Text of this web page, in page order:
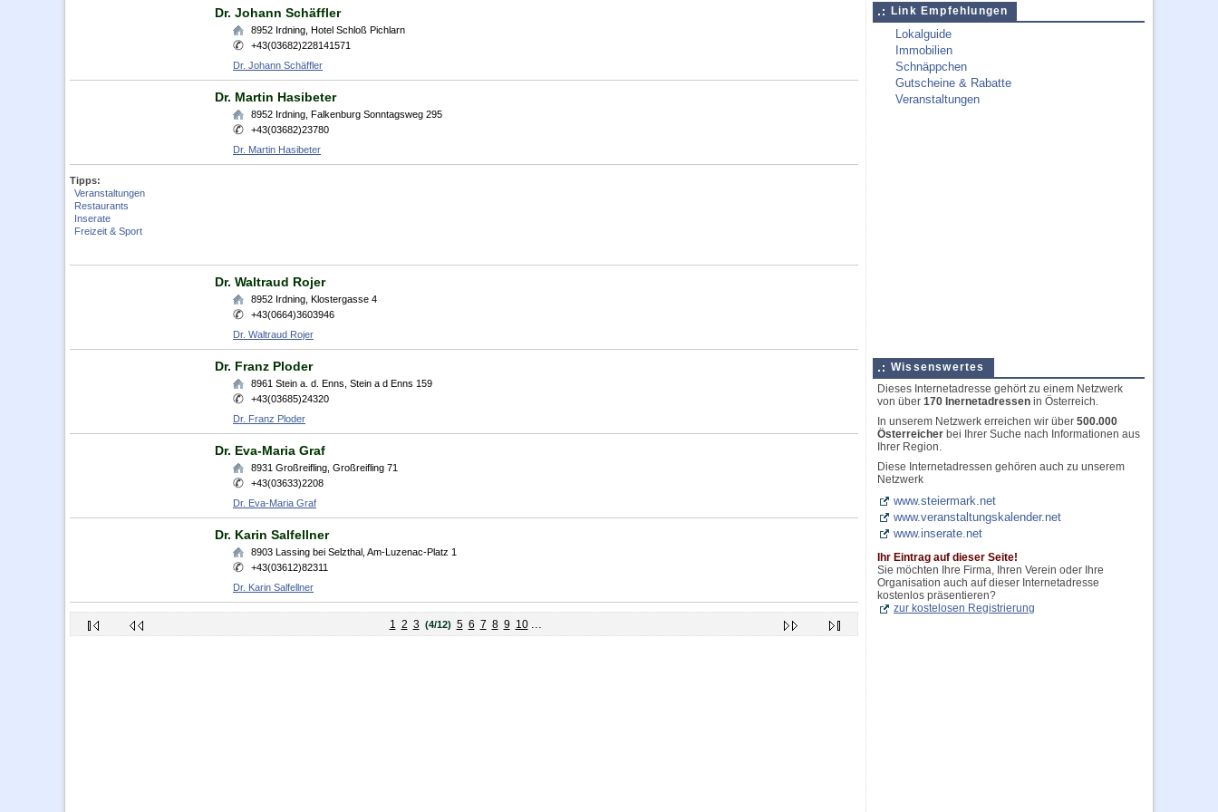
Dr. Johann Schäffler
8952 Irdning Hotel Schloß Pichlarn
+43(03682)228141571
Dr. Johann Schäffler
Dr. Martin Hasibeter
8952 Irdning Falkenburg Sonntagsweg 295
+43(03682)23780
Dr. Martin Hasibeter
Tipps:
Veranstaltungen
Restaurants
Inserate
Freizeit & Sport
Dr. Waltraud Rojer
8952 Irdning Klostergasse 4
+43(0664)3603946
Dr. Waltraud Rojer
Dr. Franz Ploder
8961 Stein a. d. Enns Stein a d Enns 159
+43(03685)24320
Dr. Franz Ploder
Dr. Eva-Maria Graf
8931 Großreifling Großreifling 71
+43(03633)2208
Dr. Eva-Maria Graf
Dr. Karin Salfellner
8903 Lassing bei Selzthal Am-Luzenac-Platz 1
+43(03612)82311
Dr. Karin Salfellner
1 2 3 (4/12) 5 6 7 8 9 10 ...
Link Empfehlungen
Lokalguide
Immobilien
Schnäppchen
Gutscheine & Rabatte
Veranstaltungen
Wissenswertes
Dieses Internetadresse gehört zu einem Netzwerk
von über 170 Inernetadressen in Österreich.
In unserem Netzwerk erreichen wir über 500.000
Österreicher bei Ihrer Suche nach Informationen aus
Ihrer Region.
Diese Internetadressen gehören auch zu unserem
Netzwerk
www.steiermark.net
www.veranstaltungskalender.net
www.inserate.net
Ihr Eintrag auf dieser Seite!
Sie möchten Ihre Firma, Ihren Verein oder Ihre
Organisation auch auf dieser Internetadresse
kostenlos präsentieren?
zur kostelosen Registrierung